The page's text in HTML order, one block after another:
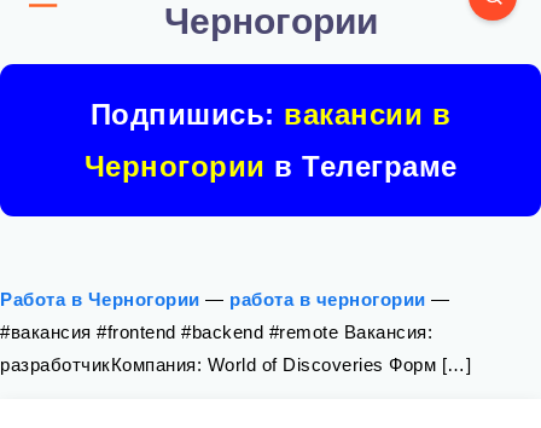
Черногории
Подпишись: вакансии в
Черногории в Телеграме
Работа в Черногории — работа в черногории —
#вакансия #frontend #backend #remote Вакансия:
разработчикКомпания: World of Discoveries Форм […]